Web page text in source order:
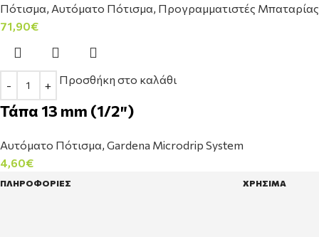
Πότισμα, Αυτόματο Πότισμα, Προγραμματιστές Μπαταρίας
71,90€
Προσθήκη στο καλάθι
Τάπα 13 mm (1/2″)
Αυτόματο Πότισμα, Gardena Microdrip System
4,60€
ΠΛΗΡΟΦΟΡΙΕΣ ΧΡΗΣΙΜΑ